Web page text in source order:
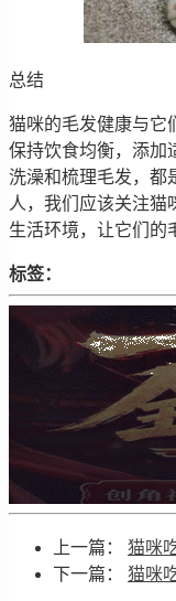
总结
猫咪的毛发健康与它
保持饮食均衡，添加
洗澡和梳理毛发，都
人，我们应该关注猫
生活环境，让它们的
标签：
上一篇： 猫咪
下一篇： 猫咪